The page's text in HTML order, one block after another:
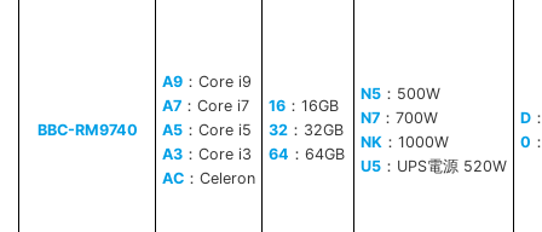
BBC-RM9740
A9 ：Core i9
A7 ：Core i7
A5 ：Core i5
A3 ：Core i3
AC ：Celeron
16 ：16GB
32 ：32GB
64 ：64GB
N5 ：500W
N7 ：700W
NK ：1000W
U5 ：UPS電源 520W
D
0